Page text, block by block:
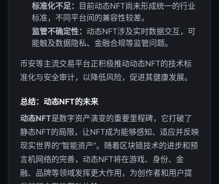
标准化不足： 目前动态NFT尚未形成统一的行业
标准，不同平台间的兼容性较差。
监管不确定性： 动态NFT涉及实时数据交互，可
能触及数据隐私、金融合规等监管问题。
币安等主流交易平台正积极推动动态NFT的技术标
准化与安全审计，以降低风险，促进其健康发展。
总结：动态NFT的未来
动态NFT是数字资产演变的重要里程碑，它打破了
静态NFT的局限，让NFT成为能够感知、适应并反映
现实世界的“智能资产”。随着区块链技术的进步和预
言机网络的完善，动态NFT将在游戏、身份、金
融、品牌等领域发挥更大作用，为创作者和用户提